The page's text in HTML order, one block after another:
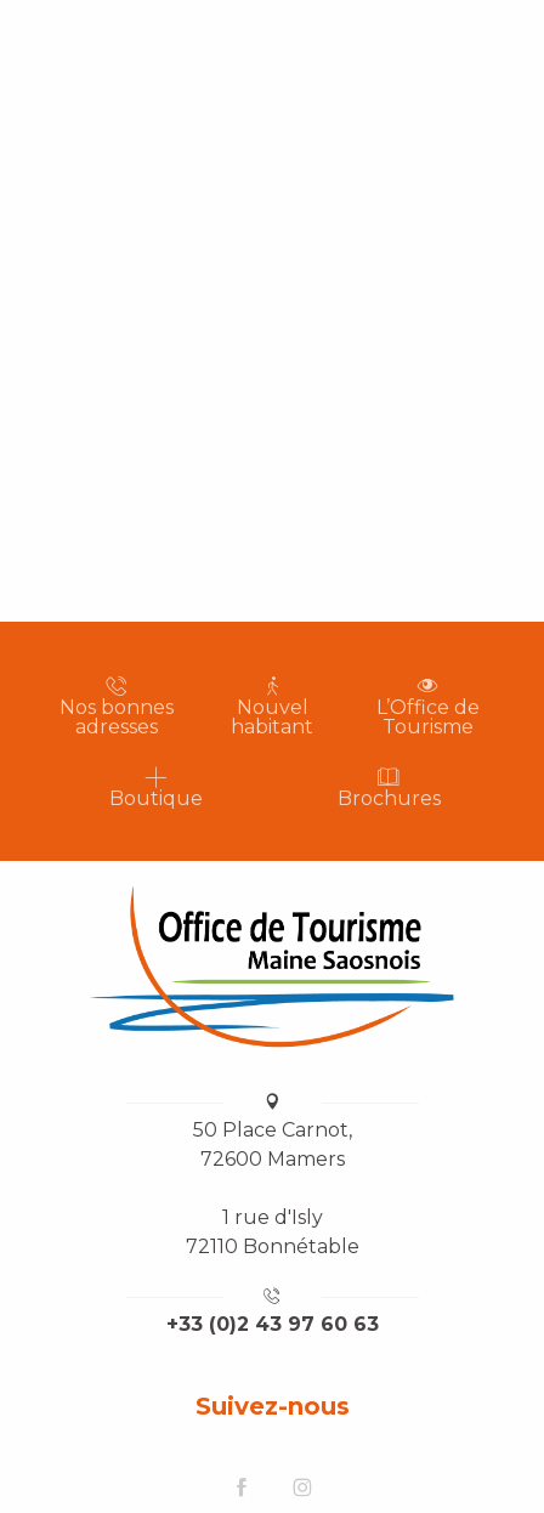
Nos bonnes
adresses
Nouvel
habitant
L’Office de
Tourisme
Boutique Brochures
50 Place Carnot,
72600 Mamers
1 rue d'Isly
72110 Bonnétable
+33 (0)2 43 97 60 63
Suivez-nous